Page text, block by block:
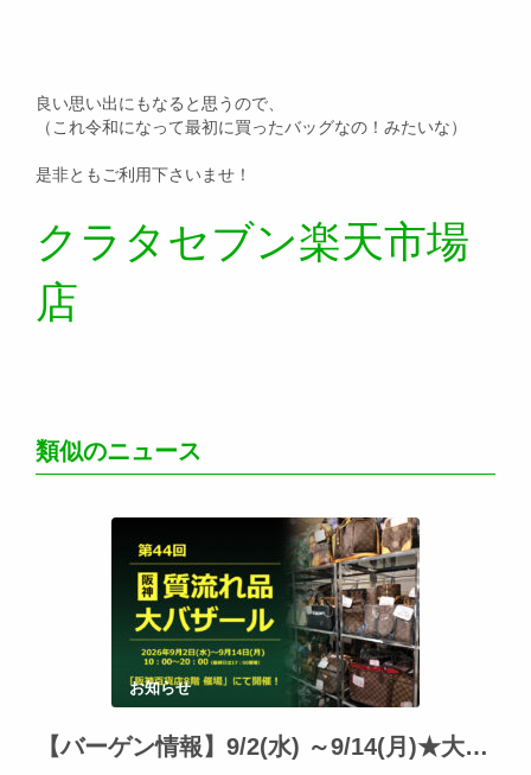
良い思い出にもなると思うので、
（これ令和になって最初に買ったバッグなの！みたいな）
是非ともご利用下さいませ！
クラタセブン楽天市場
店
類似のニュース
お知らせ
【バーゲン情報】9/2(水) ～9/14(月)★大阪・阪神百貨店にて「阪神の質流れ品大バザール」開催!!